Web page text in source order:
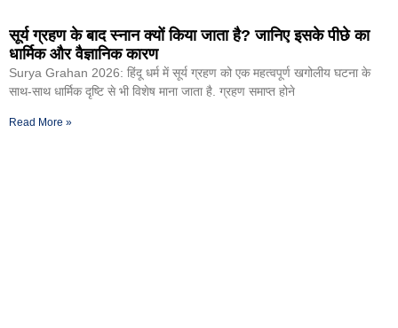
सूर्य ग्रहण के बाद स्नान क्यों किया जाता है? जानिए इसके पीछे का
धार्मिक और वैज्ञानिक कारण
Surya Grahan 2026: हिंदू धर्म में सूर्य ग्रहण को एक महत्वपूर्ण खगोलीय घटना के
साथ-साथ धार्मिक दृष्टि से भी विशेष माना जाता है. ग्रहण समाप्त होने
Read More »